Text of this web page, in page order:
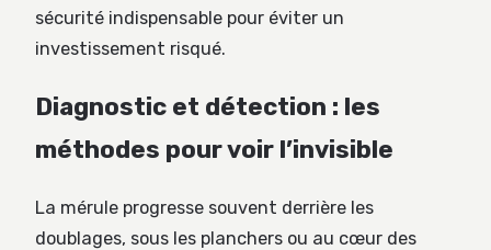
sécurité indispensable pour éviter un
investissement risqué.
Diagnostic et détection : les
méthodes pour voir l’invisible
La mérule progresse souvent derrière les
doublages, sous les planchers ou au cœur des